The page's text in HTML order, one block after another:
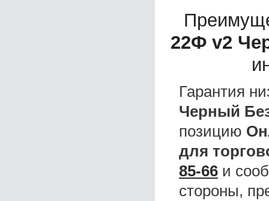
22Ф v2
Гарантия
Черный
позицию
для
85-66 и
стороны,